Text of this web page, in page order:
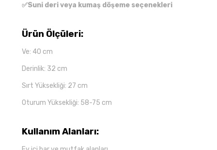
✅Suni deri veya kumaş döşeme seçenekleri
Ürün Ölçüleri:
Ve: 40 cm
Derinlik: 32 cm
Sırt Yüksekliği: 27 cm
Oturum Yüksekliği: 58-75 cm
Kullanım Alanları: